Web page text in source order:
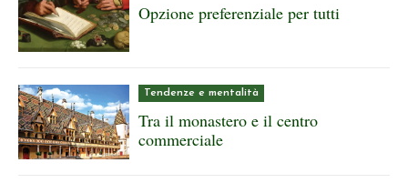
Opzione preferenziale per tutti
Tendenze e mentalità
Tra il monastero e il centro
commerciale